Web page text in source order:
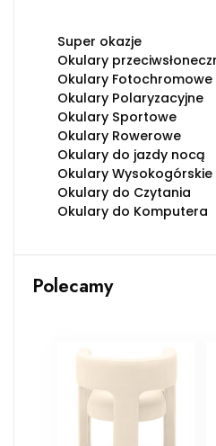
Super okazje
Okulary
Okulary Fotochromowe
Okulary Polaryzacyjne
Okulary Sportowe
Okulary Rowerowe
Okulary do jazdy nocą
Okulary Wysokogórskie
Okulary do Czytania
Okulary do Komputera
Polecamy